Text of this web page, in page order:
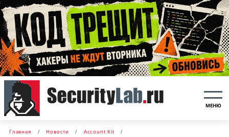
МЕНЮ
Главная Новости Account Kit